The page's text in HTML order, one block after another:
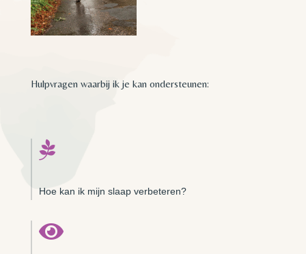
Hulpvragen waarbij ik je kan ondersteunen:

Hoe kan ik mijn slaap verbeteren?
